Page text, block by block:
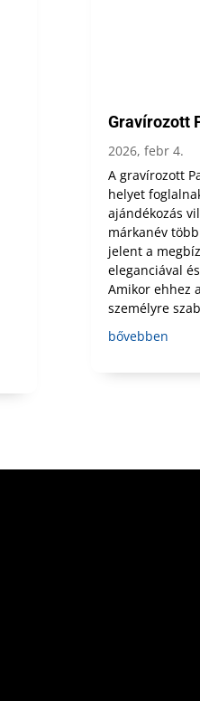
Gravírozott
2026, febr 4.
A gravírozott
helyet
ajándékozás
márkanév
jelent a
eleganciával
Amikor ehhez
személyre
bővebben